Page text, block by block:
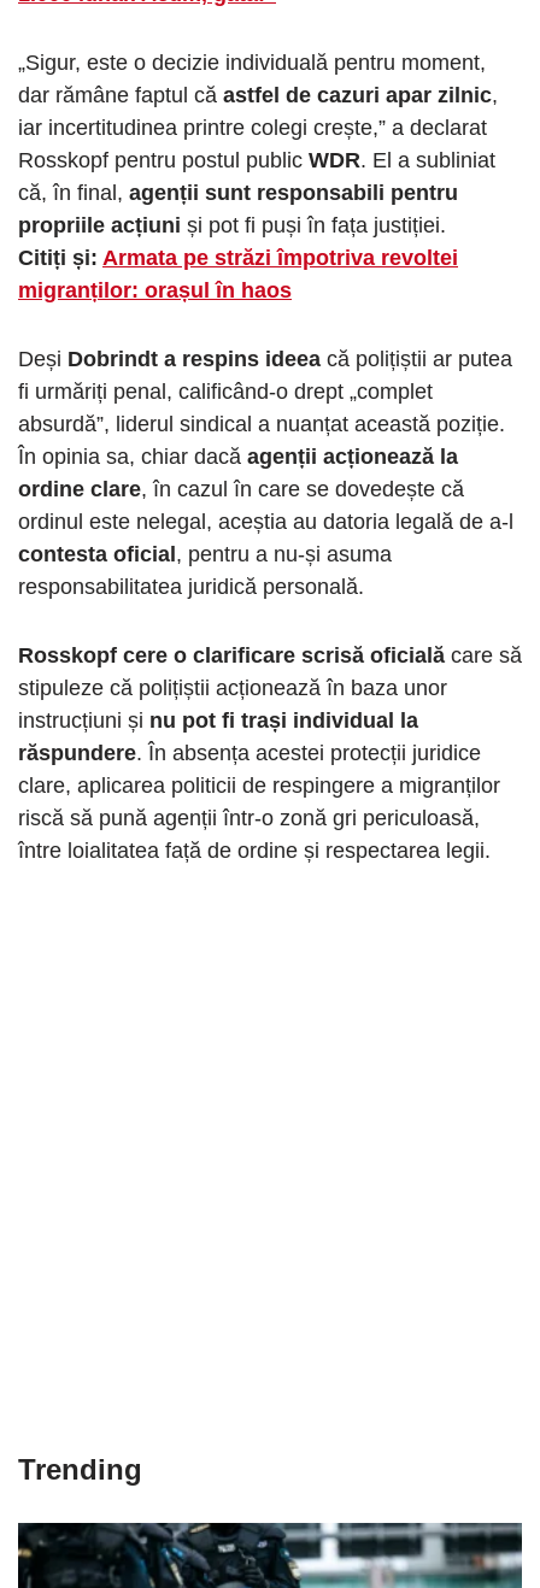
„Sigur, este o decizie individuală pentru moment,
dar rămâne faptul că astfel de cazuri apar zilnic,
iar incertitudinea printre colegi crește,” a declarat
Rosskopf pentru postul public WDR. El a subliniat
că, în final, agenții sunt responsabili pentru
propriile acțiuni și pot fi puși în fața justiției.
Citiți și: Armata pe străzi împotriva revoltei
migranților: orașul în haos
Deși Dobrindt a respins ideea că polițiștii ar putea
fi urmăriți penal, calificând-o drept „complet
absurdă”, liderul sindical a nuanțat această poziție.
În opinia sa, chiar dacă agenții acționează la
ordine clare, în cazul în care se dovedește că
ordinul este nelegal, aceștia au datoria legală de a-l
contesta oficial , pentru a nu-și asuma
responsabilitatea juridică personală.
Rosskopf cere o clarificare scrisă oficială care să
stipuleze că polițiștii acționează în baza unor
instrucțiuni și nu pot fi trași individual la
răspundere. În absența acestei protecții juridice
clare, aplicarea politicii de respingere a migranților
riscă să pună agenții într-o zonă gri periculoasă,
între loialitatea față de ordine și respectarea legii.
Trending